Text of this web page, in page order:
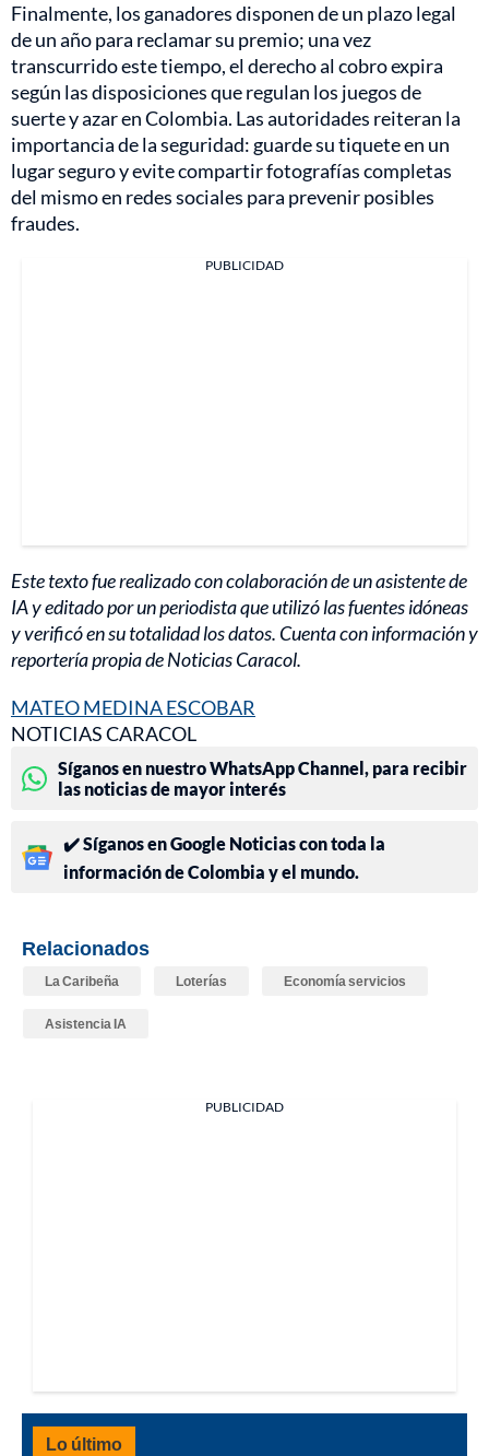
Finalmente, los ganadores disponen de un plazo legal
de un año para reclamar su premio; una vez
transcurrido este tiempo, el derecho al cobro expira
según las disposiciones que regulan los juegos de
suerte y azar en Colombia. Las autoridades reiteran la
importancia de la seguridad: guarde su tiquete en un
lugar seguro y evite compartir fotografías completas
del mismo en redes sociales para prevenir posibles
fraudes.
PUBLICIDAD
Este texto fue realizado con colaboración de un asistente de
IA y editado por un periodista que utilizó las fuentes idóneas
y verificó en su totalidad los datos. Cuenta con información y
reportería propia de Noticias Caracol.
MATEO MEDINA ESCOBAR
NOTICIAS CARACOL
Síganos en nuestro WhatsApp Channel, para recibir
las noticias de mayor interés
✔️ Síganos en Google Noticias con toda la
información de Colombia y el mundo.
Relacionados
La Caribeña Loterías Economía servicios
Asistencia IA
PUBLICIDAD
Lo último